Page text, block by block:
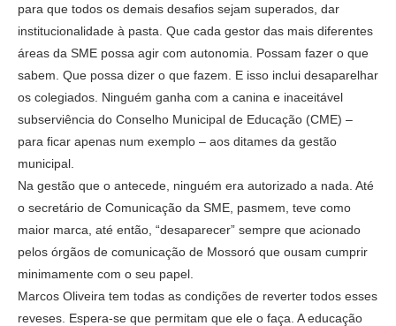
para que todos os demais desafios sejam superados, dar
institucionalidade à pasta. Que cada gestor das mais diferentes
áreas da SME possa agir com autonomia. Possam fazer o que
sabem. Que possa dizer o que fazem. E isso inclui desaparelhar
os colegiados. Ninguém ganha com a canina e inaceitável
subserviência do Conselho Municipal de Educação (CME) –
para ficar apenas num exemplo – aos ditames da gestão
municipal.
Na gestão que o antecede, ninguém era autorizado a nada. Até
o secretário de Comunicação da SME, pasmem, teve como
maior marca, até então, “desaparecer” sempre que acionado
pelos órgãos de comunicação de Mossoró que ousam cumprir
minimamente com o seu papel.
Marcos Oliveira tem todas as condições de reverter todos esses
reveses. Espera-se que permitam que ele o faça. A educação